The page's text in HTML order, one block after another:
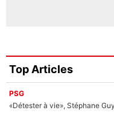
Top Articles
PSG
«Détester à vie», Stéphane